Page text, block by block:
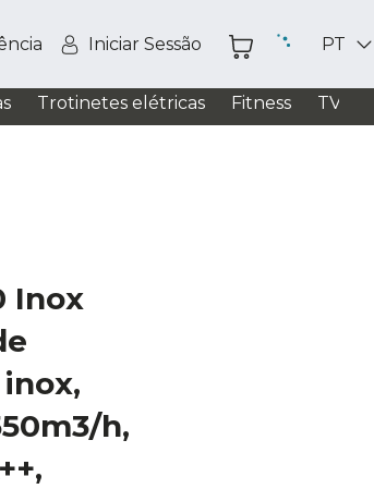
Iniciar Sessão PT
Trotinetes elétricas Fitness TV /
Inox
h,